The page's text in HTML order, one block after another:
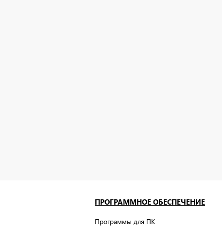
ПРОГРАММНОЕ ОБЕСПЕЧЕНИЕ
Программы для ПК